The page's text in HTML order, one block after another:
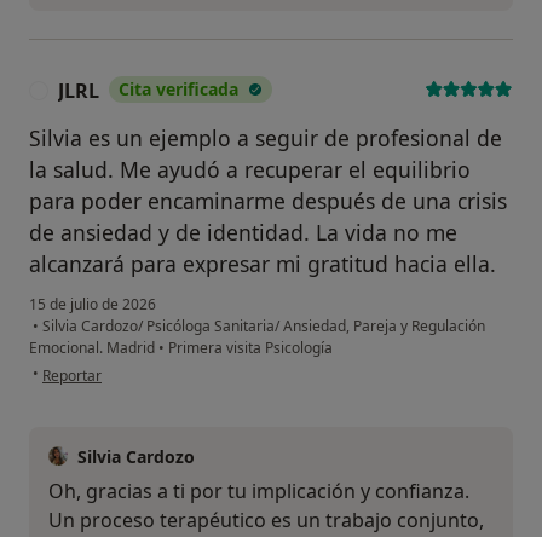
JLRL Cita verificada
Silvia es un ejemplo a seguir de profesional de
la salud. Me ayudó a recuperar el equilibrio
para poder encaminarme después de una crisis
de ansiedad y de identidad. La vida no me
alcanzará para expresar mi gratitud hacia ella.
15 de julio de 2026
• Silvia Cardozo/ Psicóloga Sanitaria/ Ansiedad, Pareja y Regulación
Emocional. Madrid • Primera visita Psicología
• en opinión del usuario JLRL
Reportar
Silvia Cardozo
Oh, gracias a ti por tu implicación y confianza.
Un proceso terapéutico es un trabajo conjunto,